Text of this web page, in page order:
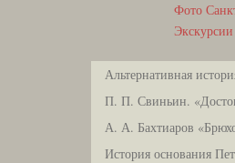
Фото
Альтернативная
П. П. Свиньин.
А. А. Бахтиаров
История основания